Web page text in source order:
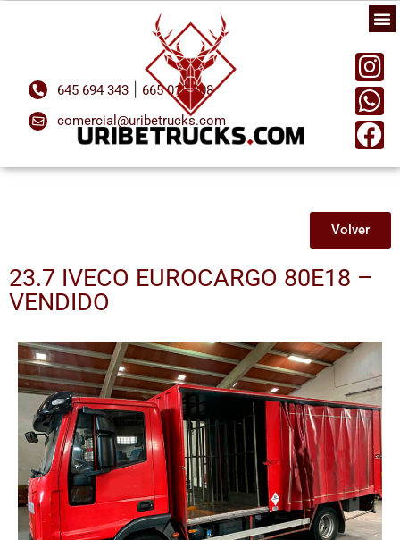
645 694 343
665 018 808
comercial@uribetrucks.com
Volver
23.7 IVECO EUROCARGO 80E18 –
VENDIDO